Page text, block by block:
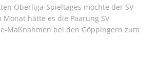
Oberliga-Spieltages möchte der SV
hätte es die Paarung SV
Maßnahmen bei den Göppingern zum